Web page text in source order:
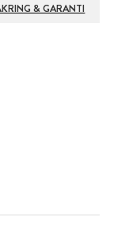
& GARANTI